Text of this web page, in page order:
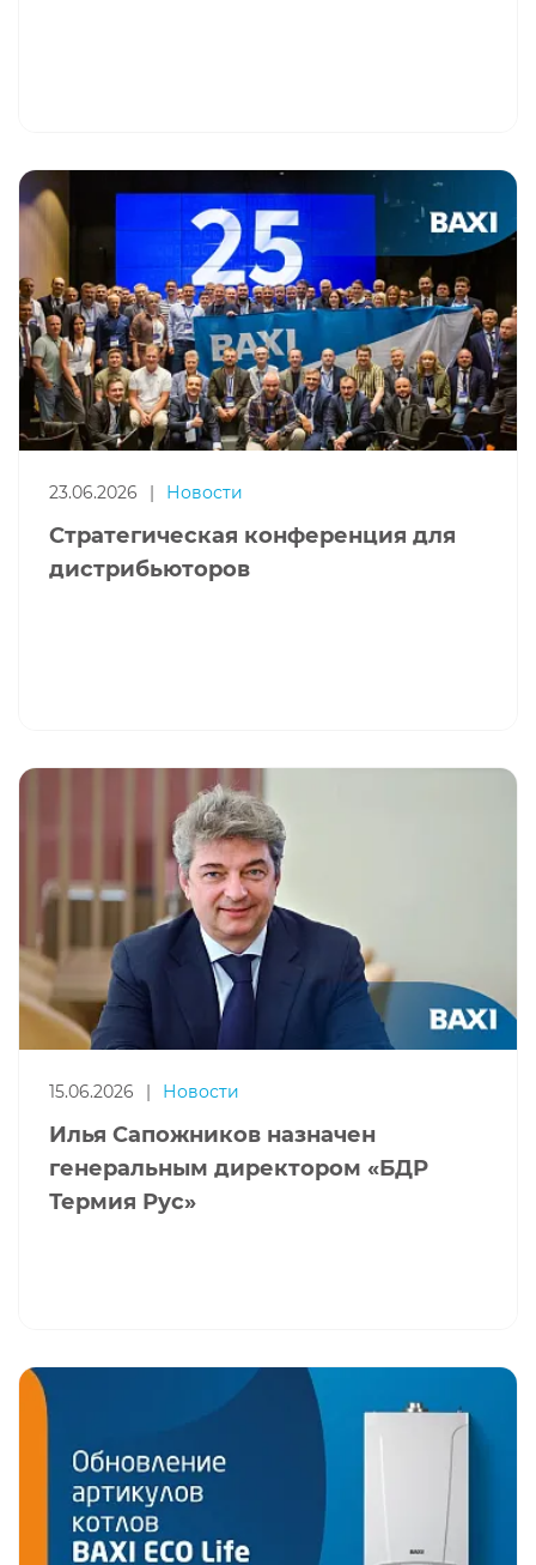
23.06.2026 Новости
Стратегическая конференция для
дистрибьюторов
15.06.2026 | Новости
Илья Сапожников назначен
генеральным директором «БДР
Термия Рус»